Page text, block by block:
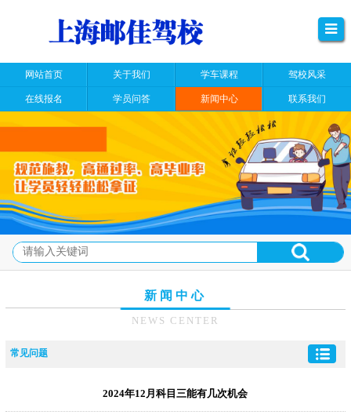
网站首页 关于我们 学车课程 驾校风采
在线报名 学员问答 新闻中心 联系我们
新闻中心
NEWS CENTER
常见问题
2024年12月科目三能有几次机会